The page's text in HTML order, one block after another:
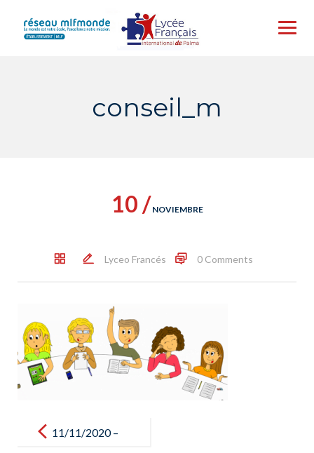
content
conseil_m
10 / NOVIEMBRE
Lyceo Francés 0 Comments
navigation11/11/2020 –